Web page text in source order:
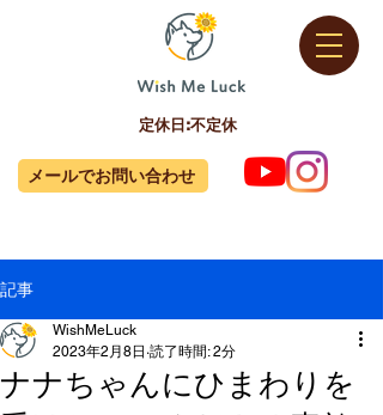
定休日:不定休
メールでお問い合わせ
記事
ナナちゃんにひまわりを
WishMeLuck
2023年2月8日 読了時間: 2分